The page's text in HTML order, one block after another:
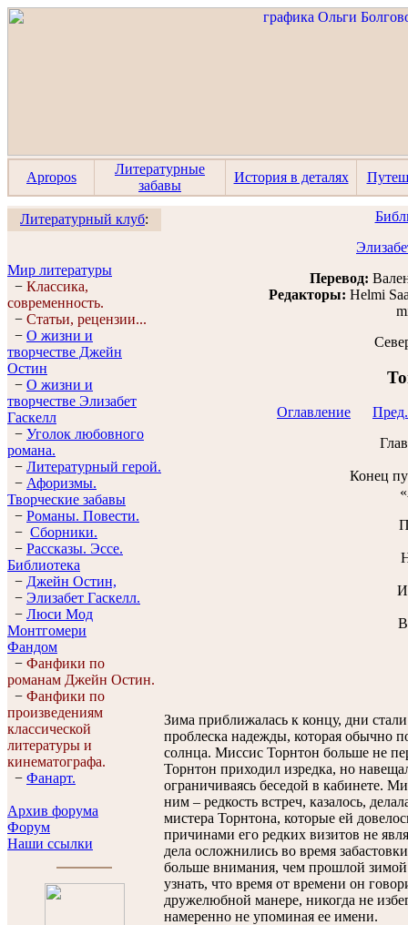
Apropos
Литературные
забавы
История в деталях
Литературный клуб:
Мир литературы
− Классика,
современность.
− Статьи, рецензии...
− О жизни и
творчестве Джейн
Остин
− О жизни и
творчестве Элизабет
Гaскелл
− Уголок любовного
романа.
− Литературный герой.
− Афоризмы.
Творческие забавы
− Романы. Повести.
− Сборники.
− Рассказы. Эссe.
Библиотека
− Джейн Остин,
− Элизабет Гaскелл.
− Люси Мод
Монтгомери
Фандом
− Фанфики по
романам Джейн Остин.
− Фанфики по
произведениям
классической
литературы и
кинематографа.
− Фанарт.
Архив форума
Форум
Наши ссылки
Перевод:
Редакторы: Helmi
Оглавление
Конец
В
Зима приближалась к концу, дни
проблеска надежды, которая обычно
солнца. Миссис Торнтон больше не
Торнтон приходил изредка, но
ограничиваясь беседой в кабинете.
ним – редкость встреч, казалось,
мистера Торнтона, которые ей
причинами его редких визитов не
дела осложнились во время
больше внимания, чем прошлой
узнать, что время от времени он
дружелюбной манере, никогда не
намеренно не упоминая ее имени.